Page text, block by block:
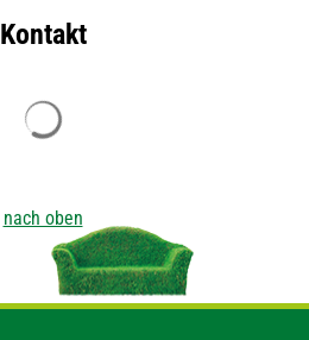
Kontakt
nach oben